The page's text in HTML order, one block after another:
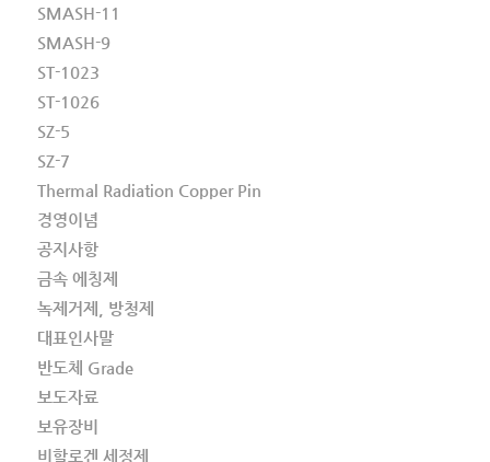
SMASH-11
SMASH-9
ST-1023
ST-1026
SZ-5
SZ-7
Thermal Radiation Copper Pin
경영이념
공지사항
금속 에칭제
녹제거제, 방청제
대표인사말
반도체 Grade
보도자료
보유장비
비할로겐 세정제